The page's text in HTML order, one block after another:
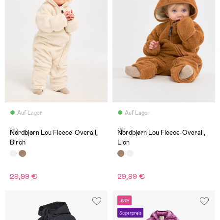
Auf Lager
(5)
Nordbjørn Lou Fleece-Overall,
Birch
29,99 €
Auf Lager
(5)
Nordbjørn Lou Fleece-Overall,
Lion
29,99 €
-68%
Superpreis